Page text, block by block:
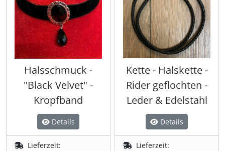
Halsschmuck -
"Black Velvet" -
Kropfband
Details
Lieferzeit:
Kette - Halskette -
Rider geflochten -
Leder & Edelstahl
Details
Lieferzeit: